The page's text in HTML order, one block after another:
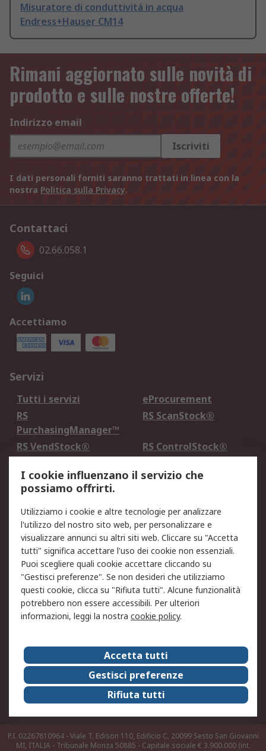
Misuratore di conduttività in acqua
Endress+Hauser CM14
Rimani aggiornato sulle novità di
prodotto e sulle nostre offerte!
Indirizzo email
Iscriviti
I dati personali forniti saranno trattati in linea con la
nostra Politica sulla Privacy.
Contattaci
02.66.058.1
Seguici
Accettiamo
Servizi
Tutti i servizi
eProcurement
RS
PurchasingManager™
RS ScanStock®
RS VendStock®
RS ControlStock®
Legale
Informativa Cookie
Informativa Privacy -
Aggiornata
Email Security
Termini d'uso
Condizioni di vendita
Condizioni generali di
servizio
Etica e responsabilità
Chi Siamo
Chi Siamo
Contattaci
Supporto
ESG
Carriere
RS Group
Press Centre
Discovery: il Blog di RS
P.I. 02267810964 - Viale T. Edison 110, Edificio C, 20099 Sesto San Giovanni
MI, ITALIA - Tribunale Monza 50885 - Capitale sociale € 3.900.000 (int.
I cookie influenzano il servizio che
possiamo offrirti.
Utilizziamo i cookie e altre tecnologie per analizzare
l'utilizzo del nostro sito web, per personalizzare e
visualizzare annunci su altri siti web. Cliccare su "Accetta
tutti" significa accettare l'uso dei cookie non essenziali.
Puoi scegliere quali cookie accettare cliccando su
"Gestisci preferenze". Se non desideri che utilizziamo
questi cookie, clicca su "Rifiuta tutti". Alcune funzionalità
potrebbero non essere accessibili. Per ulteriori
informazioni, leggi la nostra cookie policy.
Accetta tutti
Gestisci preferenze
Rifiuta tutti